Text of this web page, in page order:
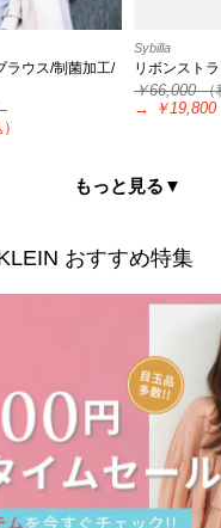
ラウス/制菌加工/
Sybilla
リボンスト
￥66,000（
→
￥19,800
もっと見る▼
おすすめ特集